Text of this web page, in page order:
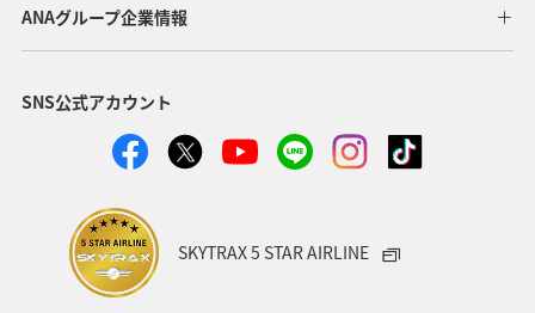
ANAグループ企業情報
SNS公式アカウント
SKYTRAX 5 STAR AIRLINE